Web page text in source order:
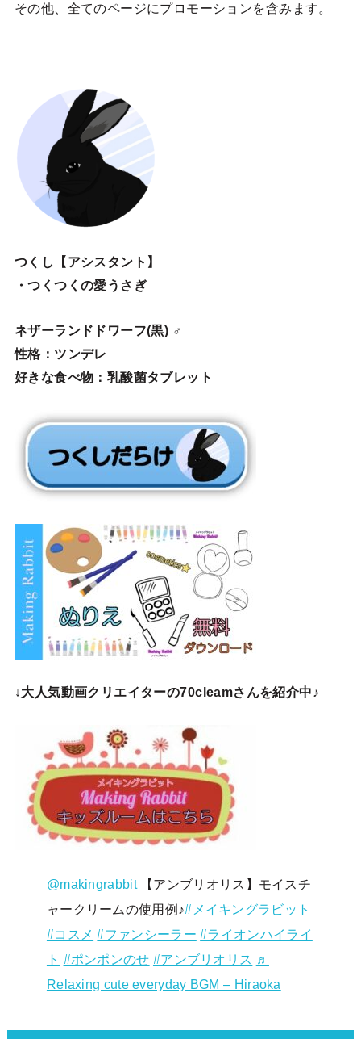
その他、全てのページにプロモーションを含みます。
つくし【アシスタント】
・つくつくの愛うさぎ
ネザーランドドワーフ(黒) ♂
性格：ツンデレ
好きな食べ物：乳酸菌タブレット
↓大人気動画クリエイターの70cleamさんを紹介中♪
@makingrabbit【アンブリオリス】モイスチ
ャークリームの使用例♪#メイキングラビット
#コスメ #ファンシーラー #ライオンハイライ
ト #ポンポンのせ #アンブリオリス
♬
Relaxing cute everyday BGM – Hiraoka